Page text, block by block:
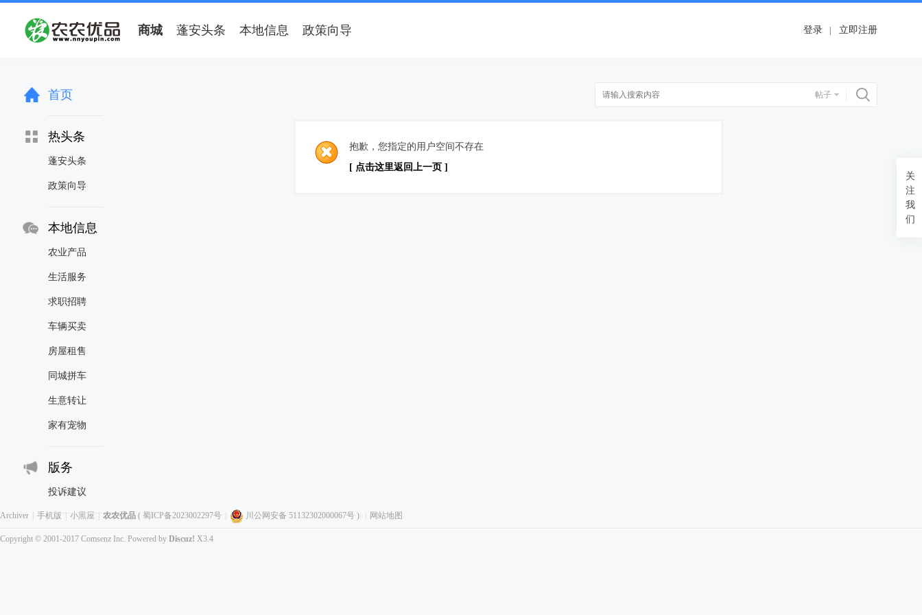
商城 蓬安头条 本地信息 政策向导 登录 立即注册
首页
热头条
蓬安头条
政策向导
本地信息
农业产品
生活服务
求职招聘
车辆买卖
房屋租售
同城拼车
生意转让
家有宠物
版务
投诉建议
帖子
搜索
抱歉，您指定的用户空间不存在
[ 点击这里返回上一页 ]
关
注
我
们
Archiver 手机版 小黑屋 农农优品 ( 蜀ICP备2023002297号 川公网安备 51132302000067号 ) 网站地图
Copyright © 2001-2017 Comsenz Inc. Powered by Discuz! X3.4